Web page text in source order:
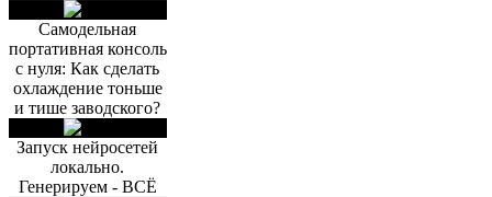
Самодельная
портативная консоль
с нуля: Как сделать
охлаждение тоньше
и тише заводского?
Запуск нейросетей
локально.
Генерируем - ВСЁ